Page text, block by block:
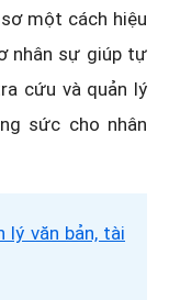
một cách hiệu
nhân sự giúp tự
cứu và quản lý
sức cho nhân
lý văn bản, tài